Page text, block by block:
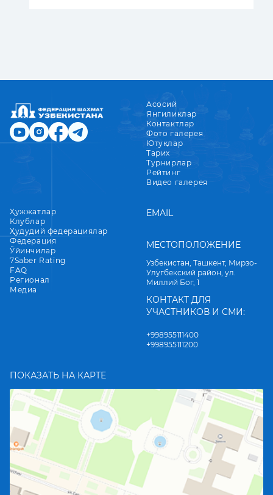
Асосий
Янгиликлар
Контактлар
Фото галерея
Ютуқлар
Тарих
Турнирлар
Рейтинг
Видео галерея
Ҳужжатлар
Клублар
Ҳудудий федерациялар
Федерация
Ўйинчилар
7Saber Rating
FAQ
Регионал
Медиа
EMAIL
МЕСТОПОЛОЖЕНИЕ
Узбекистан, Ташкент, Мирзо-
Улугбекский район, ул.
Миллий Бог, 1
КОНТАКТ ДЛЯ
УЧАСТНИКОВ И СМИ:
+998955111400
+998955111200
ПОКАЗАТЬ НА КАРТЕ